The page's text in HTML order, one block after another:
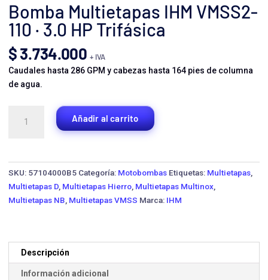
Bomba Multietapas IHM VMSS2-
110 · 3.0 HP Trifásica
$3.734.000 + IVA
Caudales hasta 286 GPM y cabezas hasta 164 pies de columna
de agua.
Multietapas
Añadir al carrito
SKU: 57104000B5 Categoría: Motobombas Etiquetas: Multietapas
Multietapas D Multietapas Hierro Multietapas Multinox
Multietapas NB Multietapas VMSS Marca: IHM
Descripción
Información adicional